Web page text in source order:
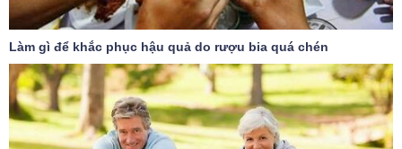
Làm gì để khắc phục hậu quả do rượu bia quá chén